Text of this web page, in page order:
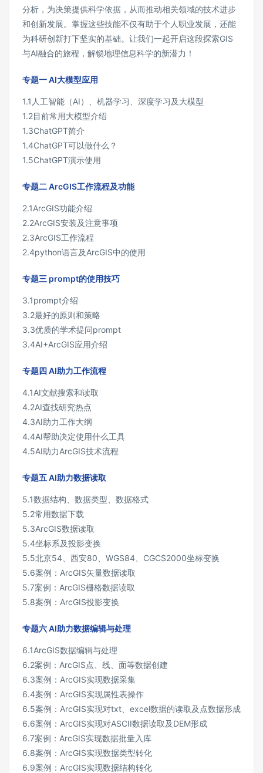
分析，为决策提供科学依据，从而推动相关领域的技术进步
和创新发展。掌握这些技能不仅有助于个人职业发展，还能
为科研创新打下坚实的基础。让我们一起开启这段探索GIS
与AI融合的旅程，解锁地理信息科学的新潜力！
专题一 AI大模型应用
1.1人工智能（AI）、机器学习、深度学习及大模型
1.2目前常用大模型介绍
1.3ChatGPT简介
1.4ChatGPT可以做什么？
1.5ChatGPT演示使用
专题二 ArcGIS工作流程及功能
2.1ArcGIS功能介绍
2.2ArcGIS安装及注意事项
2.3ArcGIS工作流程
2.4python语言及ArcGIS中的使用
专题三 prompt的使用技巧
3.1prompt介绍
3.2最好的原则和策略
3.3优质的学术提问prompt
3.4AI+ArcGIS应用介绍
专题四 AI助力工作流程
4.1AI文献搜索和读取
4.2AI查找研究热点
4.3AI助力工作大纲
4.4AI帮助决定使用什么工具
4.5AI助力ArcGIS技术流程
专题五 AI助力数据读取
5.1数据结构、数据类型、数据格式
5.2常用数据下载
5.3ArcGIS数据读取
5.4坐标系及投影变换
5.5北京54、西安80、WGS84、CGCS2000坐标变换
5.6案例：ArcGIS矢量数据读取
5.7案例：ArcGIS栅格数据读取
5.8案例：ArcGIS投影变换
专题六 AI助力数据编辑与处理
6.1ArcGIS数据编辑与处理
6.2案例：ArcGIS点、线、面等数据创建
6.3案例：ArcGIS实现数据采集
6.4案例：ArcGIS实现属性表操作
6.5案例：ArcGIS实现对txt、excel数据的读取及点数据形成
6.6案例：ArcGIS实现对ASCII数据读取及DEM形成
6.7案例：ArcGIS实现数据批量入库
6.8案例：ArcGIS实现数据类型转化
6.9案例：ArcGIS实现数据结构转化